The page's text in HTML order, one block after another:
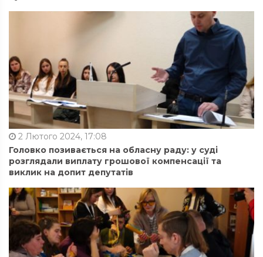
2 Лютого 2024, 17:08
Головко позивається на обласну раду: у суді
розглядали виплату грошової компенсації та
виклик на допит депутатів